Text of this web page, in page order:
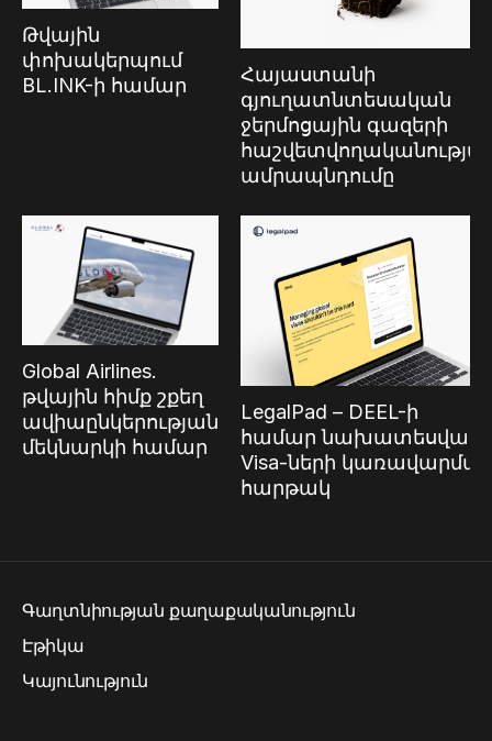
Թվային
փոխակերպում
BL.INK-ի համար
Հայաստանի
գյուղատնտեսական
ջերմոցային գազերի
ամրապնդումը
Global Airlines.
թվային հիմք շքեղ
ավիաընկերության
մեկնարկի համար
LegalPad – DEEL-ի
համար նախատեսված
Visa-ների
հարթակ
Գաղտնիության քաղաքականություն
Էթիկա
Կայունություն